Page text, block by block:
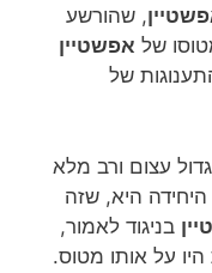
, שהורשע
אפשטיין
של
עצום ורב מלא
היא, שזה
בניגוד לאמור,
היו על אותו מטוס.